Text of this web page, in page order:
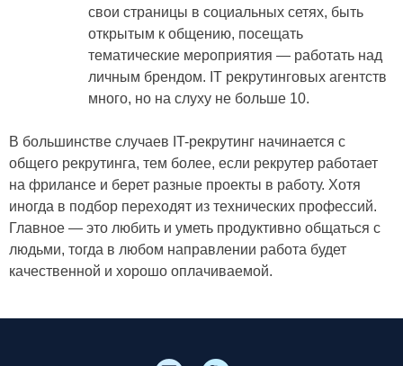
свои страницы в социальных сетях, быть
открытым к общению, посещать
тематические мероприятия — работать над
личным брендом. IT рекрутинговых агентств
много, но на слуху не больше 10.
В большинстве случаев IT-рекрутинг начинается с
общего рекрутинга, тем более, если рекрутер работает
на фрилансе и берет разные проекты в работу. Хотя
иногда в подбор переходят из технических профессий.
Главное — это любить и уметь продуктивно общаться с
людьми, тогда в любом направлении работа будет
качественной и хорошо оплачиваемой.